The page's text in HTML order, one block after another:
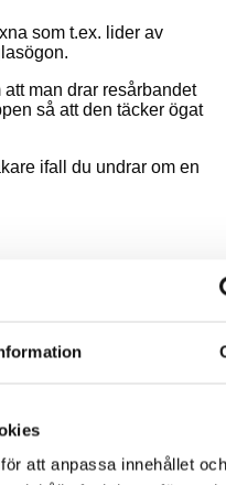
att anpassa innehållet och
som t.ex. lider av
man drar resårbandet
så att den täcker ögat
ifall du undrar om en
garanterar bästa
är det cirka 2 cm
långt och passar alla